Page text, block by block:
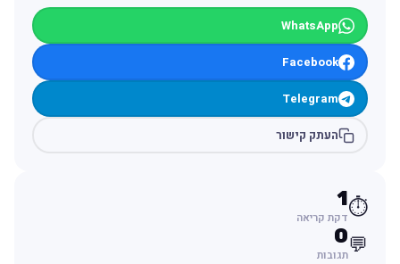
WhatsApp
Facebook
Telegram
העתק קישור
⏱️
1
דקת קריאה
💬
0
תגובות